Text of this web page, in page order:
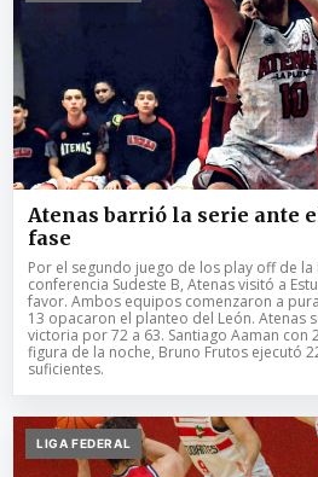
Atenas barrió la serie ante
fase
Por el segundo juego de los play off de la
conferencia Sudeste B, Atenas visitó a
favor. Ambos equipos comenzaron a
13 opacaron el planteo del León. Atenas
victoria por 72 a 63. Santiago Aaman con
figura de la noche, Bruno Frutos ejecutó
suficientes.
LIGA FEDERAL